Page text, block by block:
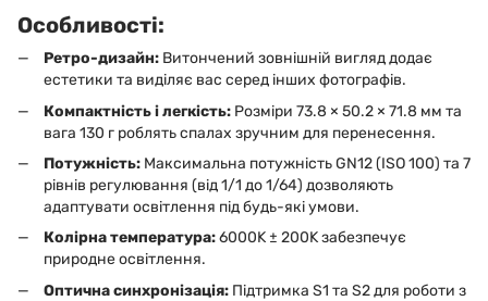
Особливості:
Ретро-дизайн: Витончений зовнішній вигляд додає
естетики та виділяє вас серед інших фотографів.
Компактність і легкість: Розміри 73.8 × 50.2 × 71.8 мм та
вага 130 г роблять спалах зручним для перенесення.
Потужність: Максимальна потужність GN12 (ISO 100) та 7
рівнів регулювання (від 1/1 до 1/64) дозволяють
адаптувати освітлення під будь-які умови.
Колірна температура:6000K ± 200K забезпечує
природне освітлення.
Оптична синхронізація: Підтримка S1 та S2 для роботи з